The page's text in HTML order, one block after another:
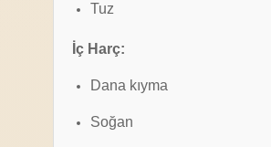
Tuz
İç Harç:
Dana kıyma
Soğan